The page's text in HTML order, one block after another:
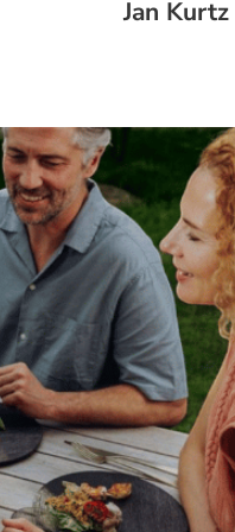
Jan Kurtz